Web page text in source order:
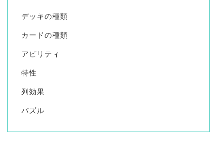
デッキの種類
カードの種類
アビリティ
特性
列効果
パズル